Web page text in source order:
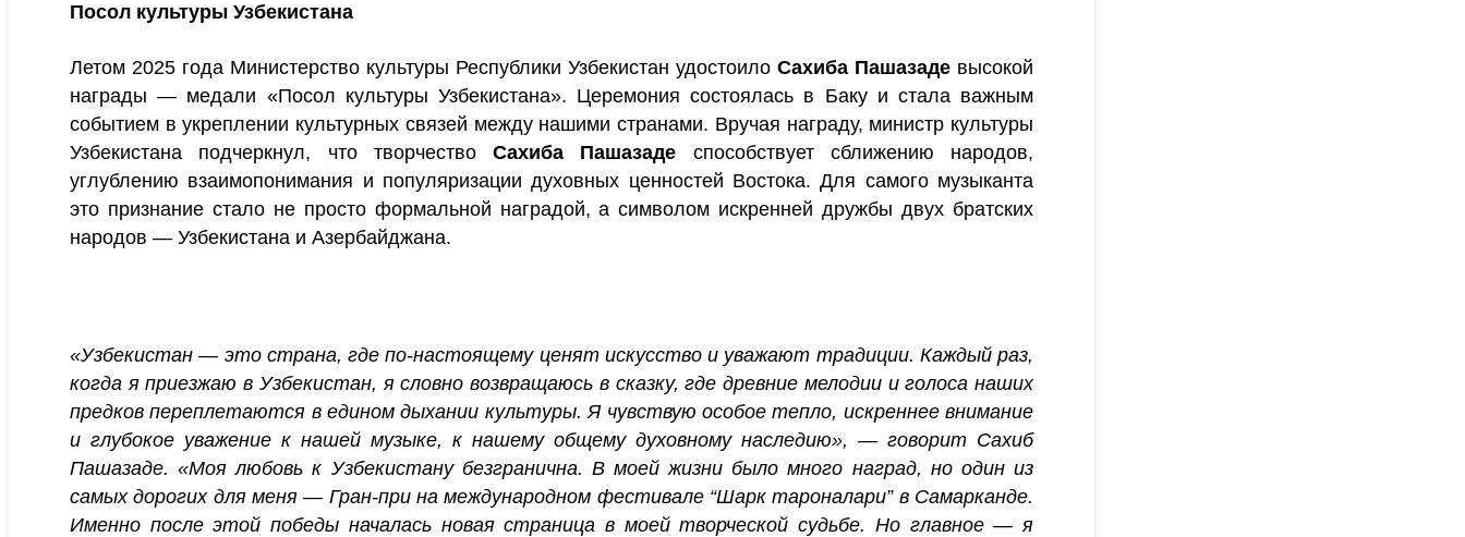
Посол культуры Узбекистана
Летом 2025 года Министерство культуры Республики Узбекистан удостоило Сахиба Пашазаде высокой
награды — медали «Посол культуры Узбекистана». Церемония состоялась в Баку и стала важным
событием в укреплении культурных связей между нашими странами. Вручая награду, министр культуры
Узбекистана подчеркнул, что творчество Сахиба Пашазаде способствует сближению народов,
углублению взаимопонимания и популяризации духовных ценностей Востока. Для самого музыканта
это признание стало не просто формальной наградой, а символом искренней дружбы двух братских
народов — Узбекистана и Азербайджана.
«Узбекистан — это страна, где по-настоящему ценят искусство и уважают традиции. Каждый раз,
когда я приезжаю в Узбекистан, я словно возвращаюсь в сказку, где древние мелодии и голоса наших
предков переплетаются в едином дыхании культуры. Я чувствую особое тепло, искреннее внимание
и глубокое уважение к нашей музыке, к нашему общему духовному наследию», — говорит Сахиб
Пашазаде. «Моя любовь к Узбекистану безгранична. В моей жизни было много наград, но один из
самых дорогих для меня — Гран-при на международном фестивале “Шарк тароналари” в Самарканде.
Именно после этой победы началась новая страница в моей творческой судьбе. Но главное — я